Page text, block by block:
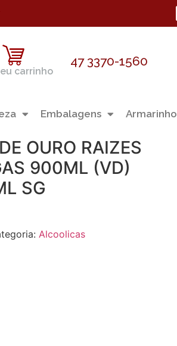
carrinho
47 3370-1560
Embalagens Armarinho
OURO RAIZES
900ML (VD)
SG
Alcoolicas